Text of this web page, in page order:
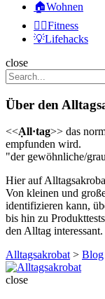
🏠Wohnen
🏃‍♀️Fitness
💡Lifehacks
Search
close
Search
for:
Über den
<<Ạll·tag>> das
empfunden wird.
"der gewöhnliche/
Hier auf
Von kleinen und
identifizieren kann,
bis hin zu
den Alltag
Alltagsakrobat> Blog
close